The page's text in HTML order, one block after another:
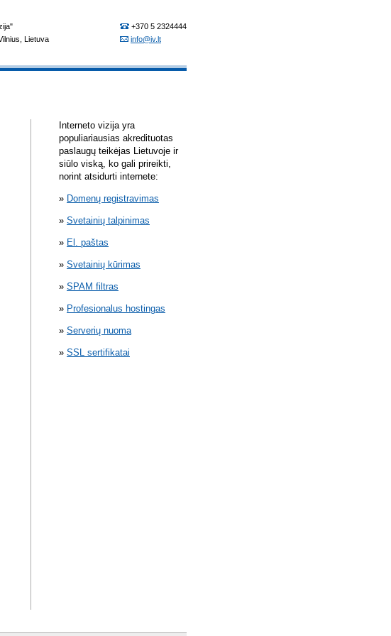
Interneto vizija yra
populiariausias akredituotas
paslaugų teikėjas Lietuvoje ir
siūlo viską, ko gali prireikti,
norint atsidurti internete:
Domenų registravimas
Svetainių talpinimas
El. paštas
Svetainių kūrimas
SPAM filtras
Profesionalus hostingas
Serverių nuoma
SSL sertifikatai